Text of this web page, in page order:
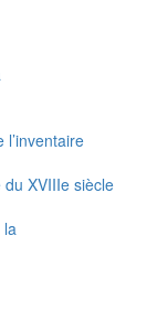
l’inventaire
XVIIIe siècle
la